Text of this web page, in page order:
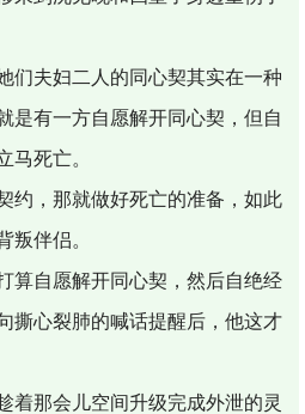
们夫妇二人的同心契其实在一种
是有一方自愿解开同心契，但自
马死亡。
约，那就做好死亡的准备，如此
叛伴侣。
算自愿解开同心契，然后自绝经
撕心裂肺的喊话提醒后，他这才
那会儿空间升级完成外泄的灵